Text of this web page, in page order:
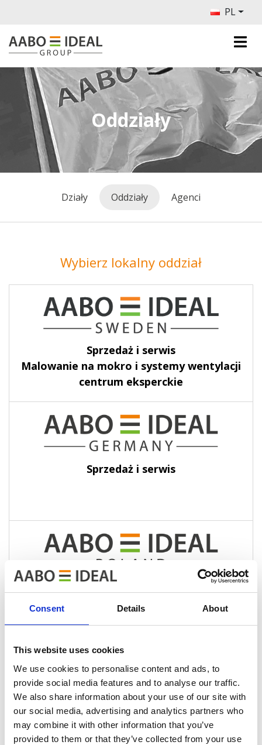
Consent Details About
This website uses cookies
We use cookies to personalise content and ads, to
provide social media features and to analyse our traffic.
We also share information about your use of our site with
our social media, advertising and analytics partners who
may combine it with other information that you’ve
provided to them or that they’ve collected from your use
PL
Oddziały
Działy Oddziały Agenci
Wybierz lokalny oddział
Sprzedaż i serwis
Malowanie na mokro i systemy wentylacji
centrum eksperckie
Sprzedaż i serwis
Sprzedaż i serwis
Powłok elektroforetycznych/KTL
centrum eksperckie